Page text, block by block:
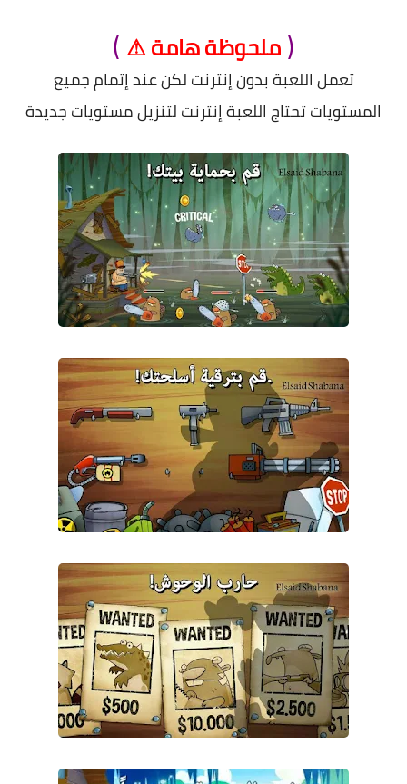
(ملحوظة هامة ⚠ )
تعمل اللعبة بدون إنترنت لكن عند إتمام جميع
المستويات تحتاج اللعبة إنترنت لتنزيل مستويات جديدة